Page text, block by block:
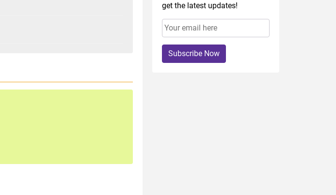
get the latest updates!
Subscribe Now